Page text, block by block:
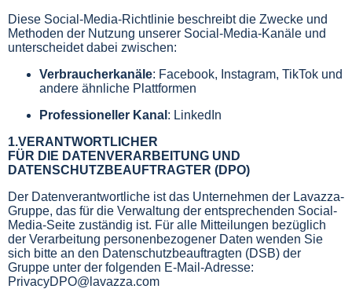
Diese Social-Media-Richtlinie beschreibt die Zwecke und
Methoden der Nutzung unserer Social-Media-Kanäle und
unterscheidet dabei zwischen:
Verbraucherkanäle: Facebook, Instagram, TikTok und
andere ähnliche Plattformen
Professioneller Kanal : LinkedIn
1.VERANTWORTLICHER
FÜR DIE DATENVERARBEITUNG UND
DATENSCHUTZBEAUFTRAGTER (DPO)
Der Datenverantwortliche ist das Unternehmen der Lavazza-
Gruppe, das für die Verwaltung der entsprechenden Social-
Media-Seite zuständig ist. Für alle Mitteilungen bezüglich
der Verarbeitung personenbezogener Daten wenden Sie
sich bitte an den Datenschutzbeauftragten (DSB) der
Gruppe unter der folgenden E-Mail-Adresse:
PrivacyDPO@lavazza.com